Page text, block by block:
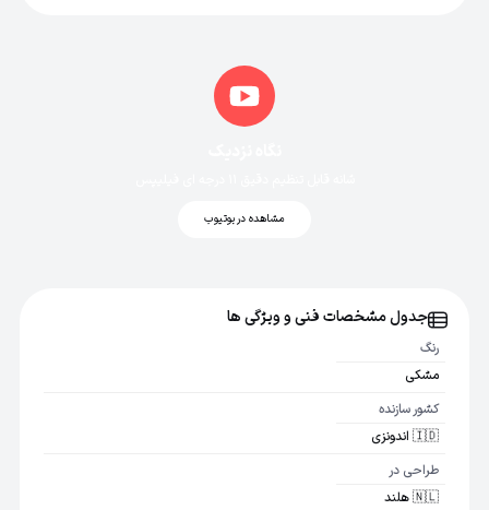
مشاهده در یوتیوب
جدول مشخصات فنی و ویژگی ها
رنگ
مشکی
کشور سازنده
🇮🇩 اندونزی
طراحی در
🇳🇱 هلند